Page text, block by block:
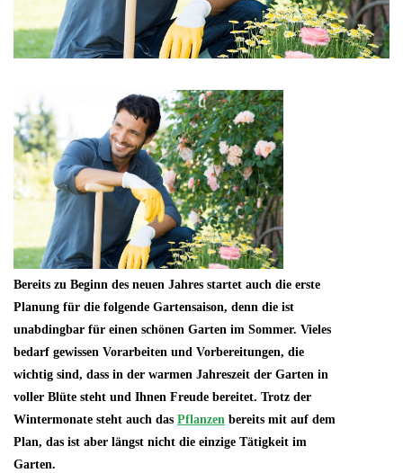
Bereits zu Beginn des neuen Jahres startet auch die erste
Planung für die folgende Gartensaison, denn die ist
unabdingbar für einen schönen Garten im Sommer. Vieles
bedarf gewissen Vorarbeiten und Vorbereitungen, die
wichtig sind, dass in der warmen Jahreszeit der Garten in
voller Blüte steht und Ihnen Freude bereitet. Trotz der
Wintermonate steht auch das Pflanzen bereits mit auf dem
Plan, das ist aber längst nicht die einzige Tätigkeit im
Garten.